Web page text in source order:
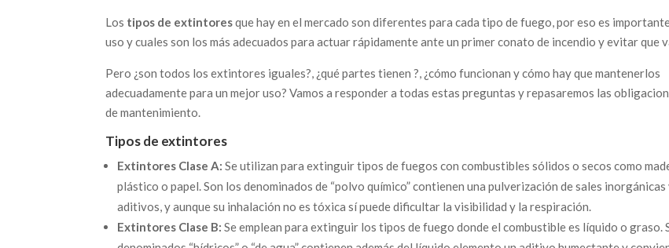
Los tipos de extintoresque hay en el mercado son diferentes para cada tipo de fuego, por eso es
uso y cuales son los más adecuados para actuar rápidamente ante un primer conato de incendio y evitar que
Pero ¿son todos los extintores iguales?, ¿qué partes tienen ?, ¿cómo funcionan y cómo hay que mantenerlos
adecuadamente para un mejor uso? Vamos a responder a todas estas preguntas y repasaremos las
de mantenimiento.
Tipos de extintores
Extintores Clase A: Se utilizan para extinguir tipos de fuegos con combustibles sólidos o secos como
plástico o papel. Son los denominados de “polvo químico” contienen una pulverización de sales
aditivos, y aunque su inhalación no es tóxica sí puede dificultar la visibilidad y la respiración.
Extintores Clase B: Se emplean para extinguir los tipos de fuego donde el combustible es líquido o graso.